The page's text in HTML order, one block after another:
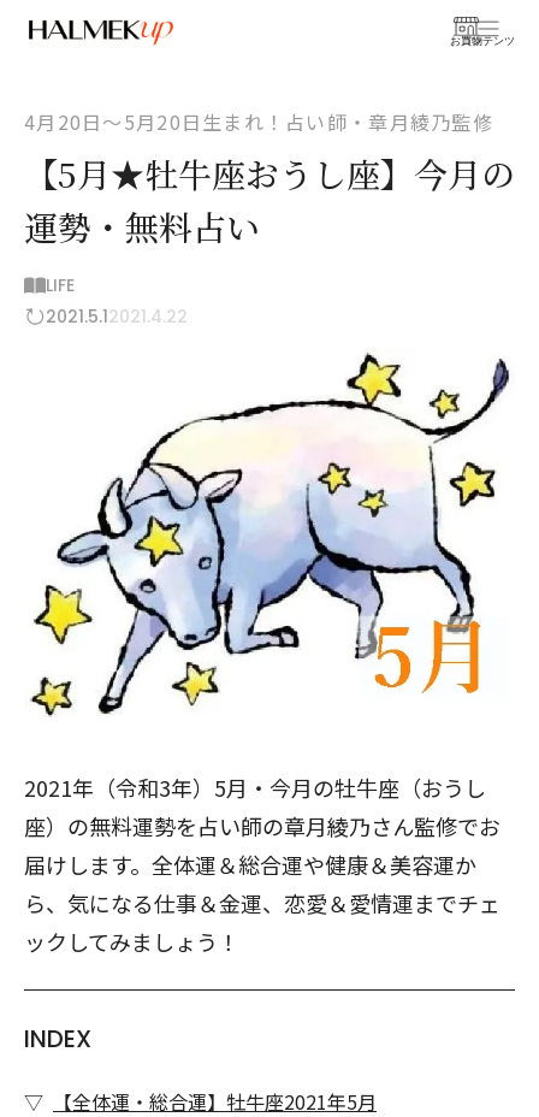
お買物
コンテンツ
4月20日〜5月20日生まれ！占い師・章月綾乃監修
【5月★牡牛座おうし座】今月の
運勢・無料占い
LIFE
2021.5.12021.4.22
2021年（令和3年）5月・今月の牡牛座（おうし
座）の無料運勢を占い師の章月綾乃さん監修でお
届けします。全体運＆総合運や健康＆美容運か
ら、気になる仕事＆金運、恋愛＆愛情運までチェ
ックしてみましょう！
INDEX
【全体運・総合運】牡牛座2021年5月